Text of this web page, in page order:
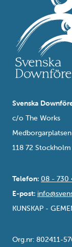
Svenska
c/o The Works
118 72 Stockholm
Telefon: 08 - 730
E-post:
KUNSKAP -
Org.nr: 802411-